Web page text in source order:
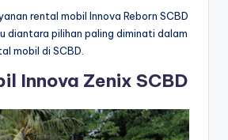
rental mobil Innova Reborn SCBD
diantara pilihan paling diminati dalam
mobil di SCBD.
Innova Zenix SCBD